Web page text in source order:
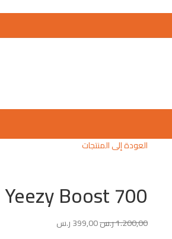
العودة إلى المنتجات
Yeezy Boost 700
1.200,00ر.س399,00ر.س